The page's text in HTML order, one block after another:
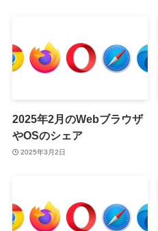
2025年2月のWebブラウザ
やOSのシェア
2025年3月2日